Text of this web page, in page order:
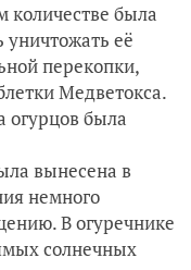
количестве была
её
перекопки,
Медветокса.
огурцов была
вынесена в
немного
В огуречнике
солнечных